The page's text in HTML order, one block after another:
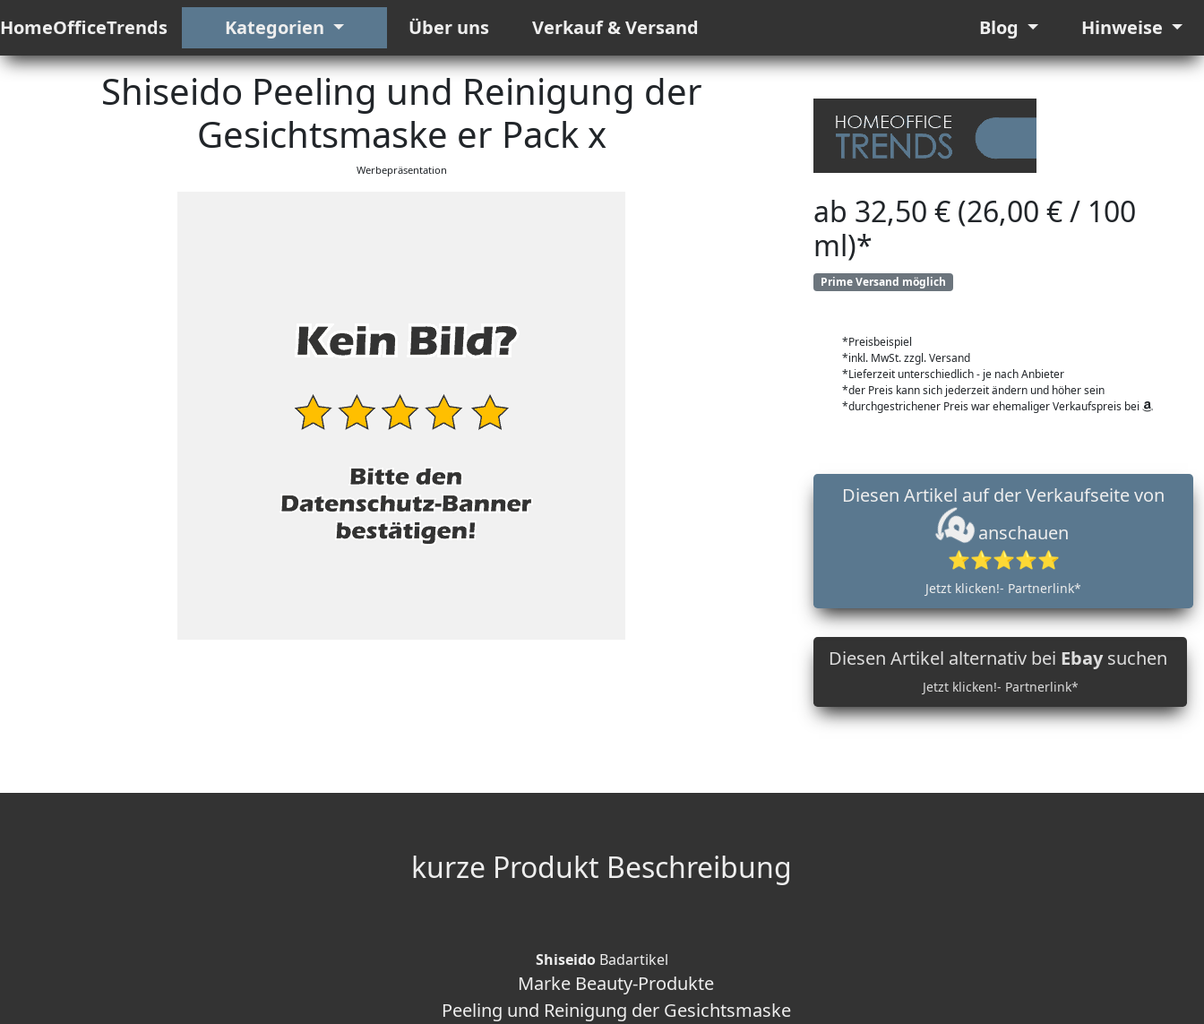
HomeOfficeTrends Kategorien Über uns Verkauf & Versand Blog Hinweise
Shiseido Peeling und Reinigung der
Gesichtsmaske er Pack x
Werbepräsentation
ab 32,50 € (26,00 € / 100
ml)*
Prime Versand möglich
*Preisbeispiel
*inkl. MwSt. zzgl. Versand
*Lieferzeit unterschiedlich - je nach Anbieter
*der Preis kann sich jederzeit ändern und höher sein
*durchgestrichener Preis war ehemaliger Verkaufspreis bei
anschauen
⭐⭐⭐⭐⭐
Jetzt klicken!- Partnerlink*
Diesen Artikel alternativ bei Ebaysuchen
Jetzt klicken!- Partnerlink*
kurze Produkt Beschreibung
ShiseidoBadartikel
Marke Beauty-Produkte
Peeling und Reinigung der Gesichtsmaske